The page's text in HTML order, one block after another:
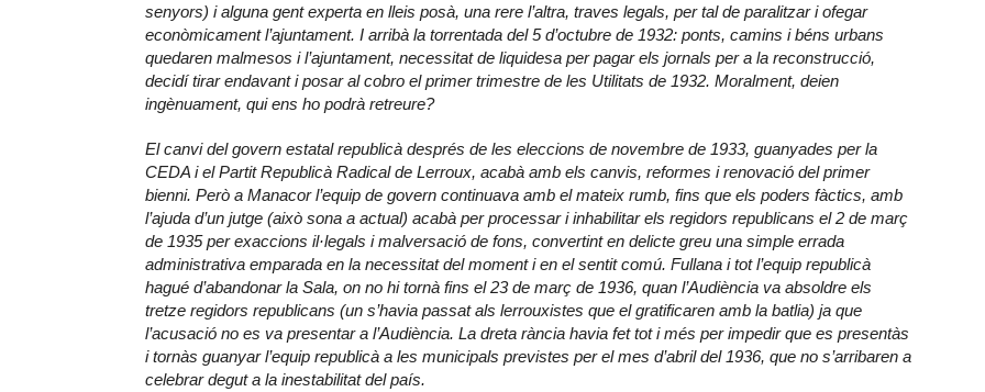
senyors) i alguna gent experta en lleis posà, una rere l’altra, traves legals, per tal de paralitzar i ofegar
econòmicament l’ajuntament. I arribà la torrentada del 5 d’octubre de 1932: ponts, camins i béns urbans
quedaren malmesos i l’ajuntament, necessitat de liquidesa per pagar els jornals per a la reconstrucció,
decidí tirar endavant i posar al cobro el primer trimestre de les Utilitats de 1932. Moralment, deien
ingènuament, qui ens ho podrà retreure?
El canvi del govern estatal republicà després de les eleccions de novembre de 1933, guanyades per la
CEDA i el Partit Republicà Radical de Lerroux, acabà amb els canvis, reformes i renovació del primer
bienni. Però a Manacor l’equip de govern continuava amb el mateix rumb, fins que els poders fàctics, amb
l’ajuda d’un jutge (això sona a actual) acabà per processar i inhabilitar els regidors republicans el 2 de març
de 1935 per exaccions il·legals i malversació de fons, convertint en delicte greu una simple errada
administrativa emparada en la necessitat del moment i en el sentit comú. Fullana i tot l’equip republicà
hagué d’abandonar la Sala, on no hi tornà fins el 23 de març de 1936, quan l’Audiència va absoldre els
tretze regidors republicans (un s’havia passat als lerrouxistes que el gratificaren amb la batlia) ja que
l’acusació no es va presentar a l’Audiència. La dreta rància havia fet tot i més per impedir que es presentàs
i tornàs guanyar l’equip republicà a les municipals previstes per el mes d’abril del 1936, que no s’arribaren a
celebrar degut a la inestabilitat del país.